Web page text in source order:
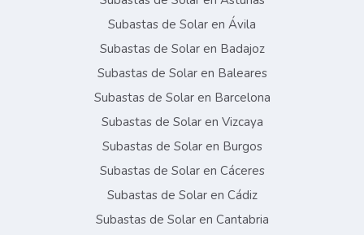
Subastas de Solar en Ávila
Subastas de Solar en Badajoz
Subastas de Solar en Baleares
Subastas de Solar en Barcelona
Subastas de Solar en Vizcaya
Subastas de Solar en Burgos
Subastas de Solar en Cáceres
Subastas de Solar en Cádiz
Subastas de Solar en Cantabria